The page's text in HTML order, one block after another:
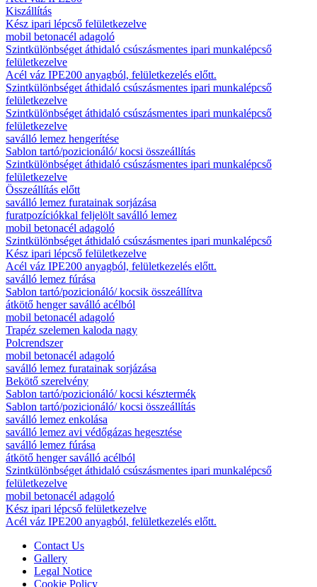
Kiszállítás
Kész ipari lépcső felületkezelve
mobil betonacél adagoló
Szintkülönbséget áthidaló csúszásmentes ipari munkalépcső
felületkezelve
Acél váz IPE200 anyagból, felületkezelés előtt.
Szintkülönbséget áthidaló csúszásmentes ipari munkalépcső
felületkezelve
Szintkülönbséget áthidaló csúszásmentes ipari munkalépcső
felületkezelve
saválló lemez hengerítése
Sablon tartó/pozicionáló/ kocsi összeállítás
Szintkülönbséget áthidaló csúszásmentes ipari munkalépcső
felületkezelve
Összeállítás előtt
saválló lemez furatainak sorjázása
furatpozíciókkal feljelölt saválló lemez
mobil betonacél adagoló
Szintkülönbséget áthidaló csúszásmentes ipari munkalépcső
Kész ipari lépcső felületkezelve
Acél váz IPE200 anyagból, felületkezelés előtt.
saválló lemez fúrása
Sablon tartó/pozicionáló/ kocsik összeállítva
átkötő henger saválló acélból
mobil betonacél adagoló
Trapéz szelemen kaloda nagy
Polcrendszer
mobil betonacél adagoló
saválló lemez furatainak sorjázása
Bekötő szerelvény
Sablon tartó/pozicionáló/ kocsi késztermék
Sablon tartó/pozicionáló/ kocsi összeállítás
saválló lemez enkolása
saválló lemez avi védőgázas hegesztése
saválló lemez fúrása
átkötő henger saválló acélból
Szintkülönbséget áthidaló csúszásmentes ipari munkalépcső
felületkezelve
mobil betonacél adagoló
Kész ipari lépcső felületkezelve
Acél váz IPE200 anyagból, felületkezelés előtt.
Contact Us
Gallery
Legal Notice
Cookie Policy